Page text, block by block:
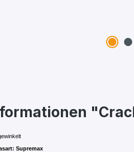
Supremax